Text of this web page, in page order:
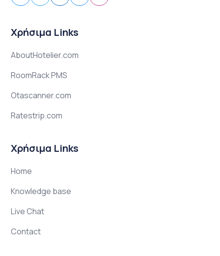
Χρήσιμα Links
AboutHotelier.com
RoomRack PMS
Otascanner.com
Ratestrip.com
Χρήσιμα Links
Home
Knowledge base
Live Chat
Contact